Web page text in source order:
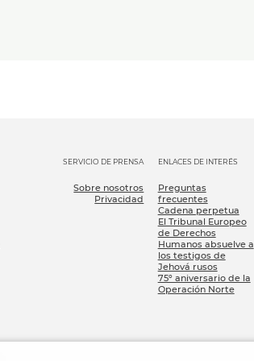
SERVICIO DE PRENSA
Sobre nosotros
Privacidad
ENLACES DE INTERÉS
Preguntas
frecuentes
Cadena perpetua
El Tribunal Europeo
de Derechos
Humanos absuelve a
los testigos de
Jehová rusos
75º aniversario de la
Operación Norte